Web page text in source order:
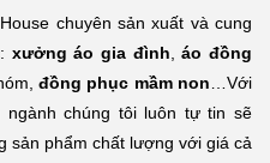
chuyên sản xuất và cung
xưởng áo gia đình ,áo đồng
đồng phục mầm non …Với
chúng tôi luôn tự tin sẽ
sản phẩm chất lượng với giá cả